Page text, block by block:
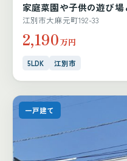
家庭菜園や子供の遊び
江別市大麻元町192-33
2,190万円
5LDK 江別市
一戸建て